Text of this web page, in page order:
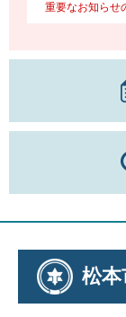
重要なお知らせ
松